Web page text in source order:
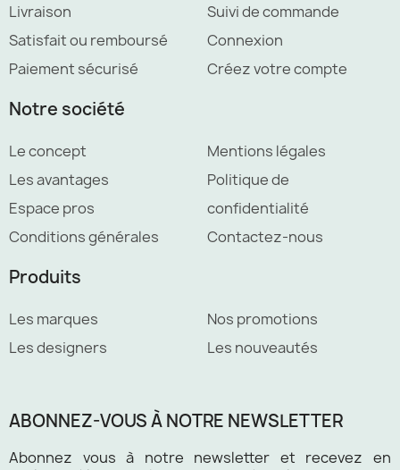
Livraison
Satisfait ou remboursé
Paiement sécurisé
Suivi de commande
Connexion
Créez votre compte
Notre société
Le concept
Les avantages
Espace pros
Conditions générales
Mentions légales
Politique de
confidentialité
Contactez-nous
Produits
Les marques
Les designers
Nos promotions
Les nouveautés
ABONNEZ-VOUS À NOTRE NEWSLETTER
Abonnez vous à notre newsletter et recevez en